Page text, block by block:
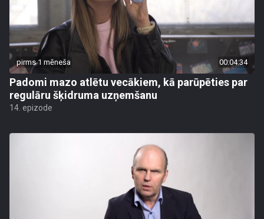
pirms 1 mēneša 00:04:34
Padomi mazo atlētu vecākiem, kā parūpēties par
regulāru šķidruma uzņemšanu
14. epizode